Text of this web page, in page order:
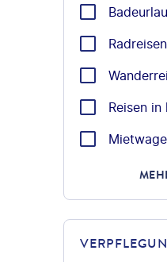
Radreisen
Reisen